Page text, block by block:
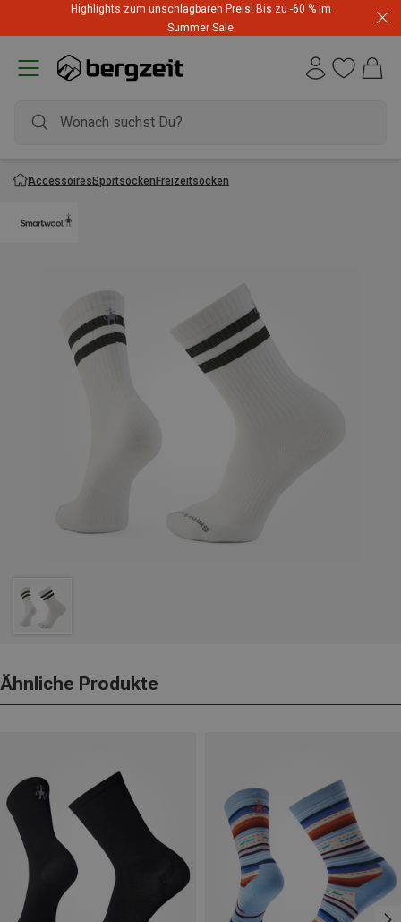
Highlights zum unschlagbaren Preis! Bis zu -60 % im
Summer Sale
AccessoiresSportsockenFreizeitsocken
Ähnliche Produkte